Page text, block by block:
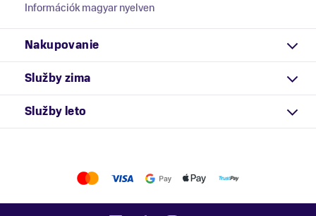
Információk magyar nyelven
Nakupovanie
Služby zima
Služby leto